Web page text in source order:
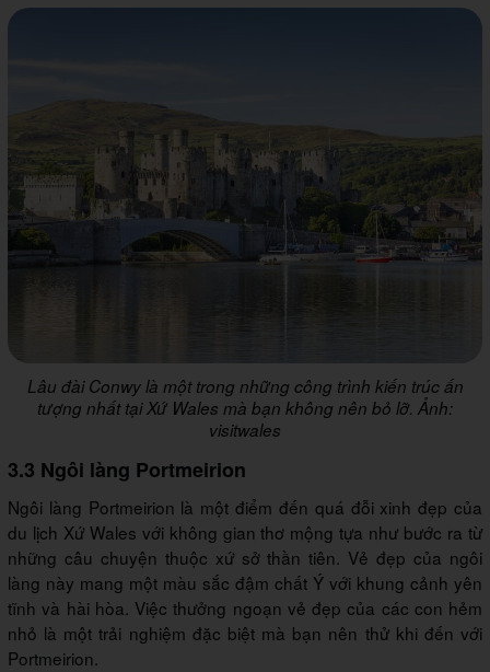
Lâu đài Conwy là một trong những công trình kiến trúc ấn
tượng nhất tại Xứ Wales mà bạn không nên bỏ lỡ. Ảnh:
visitwales
3.3 Ngôi làng Portmeirion
Ngôi làng Portmeirion là một điểm đến quá đỗi xinh đẹp của
du lịch Xứ Wales với không gian thơ mộng tựa như bước ra từ
những câu chuyện thuộc xứ sở thần tiên. Vẻ đẹp của ngôi
làng này mang một màu sắc đậm chất Ý với khung cảnh yên
tĩnh và hài hòa. Việc thưởng ngoạn vẻ đẹp của các con hẻm
nhỏ là một trải nghiệm đặc biệt mà bạn nên thử khi đến với
Portmeirion.